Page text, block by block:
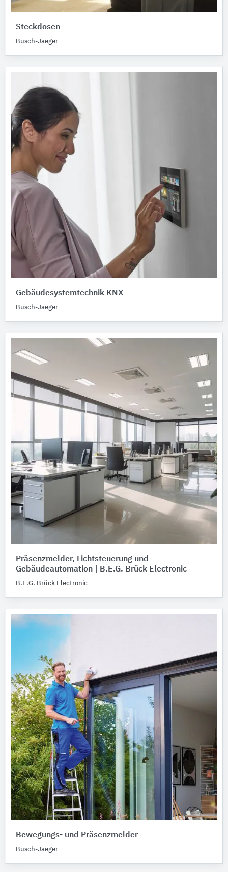
Steckdosen
Busch-Jaeger
Gebäudesystemtechnik KNX
Busch-Jaeger
Präsenzmelder, Lichtsteuerung und
Gebäudeautomation | B.E.G. Brück Electronic
B.E.G. Brück Electronic
Bewegungs- und Präsenzmelder
Busch-Jaeger